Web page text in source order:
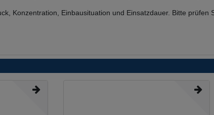
Konzentration, Einbausituation und Einsatzdauer. Bitte